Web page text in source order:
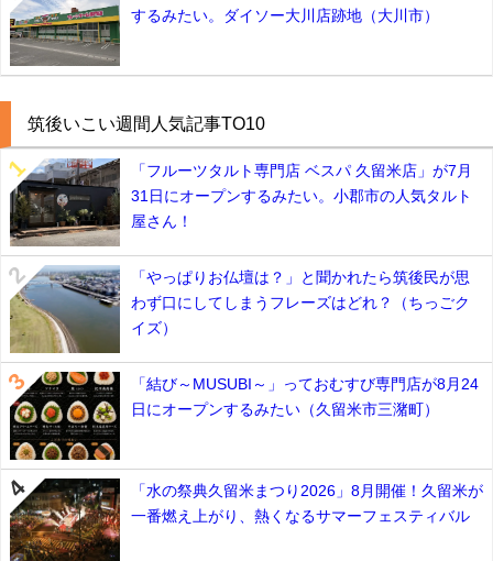
するみたい。ダイソー大川店跡地（大川市）
筑後いこい週間人気記事TO10
「フルーツタルト専門店 ベスパ 久留米店」が7月
31日にオープンするみたい。小郡市の人気タルト
屋さん！
「やっぱりお仏壇は？」と聞かれたら筑後民が思
わず口にしてしまうフレーズはどれ？（ちっごク
イズ）
「結び～MUSUBI～」っておむすび専門店が8月24
日にオープンするみたい（久留米市三潴町）
「水の祭典久留米まつり2026」8月開催！久留米が
一番燃え上がり、熱くなるサマーフェスティバル